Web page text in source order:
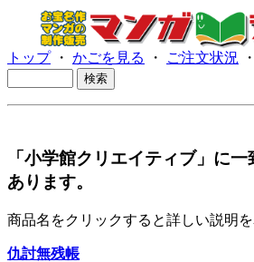
トップ・ かごを見る ・ ご注文状況 ・
「小学館クリエイティブ」に
あります。
商品名をクリックすると詳しい説明を
仇討無残帳